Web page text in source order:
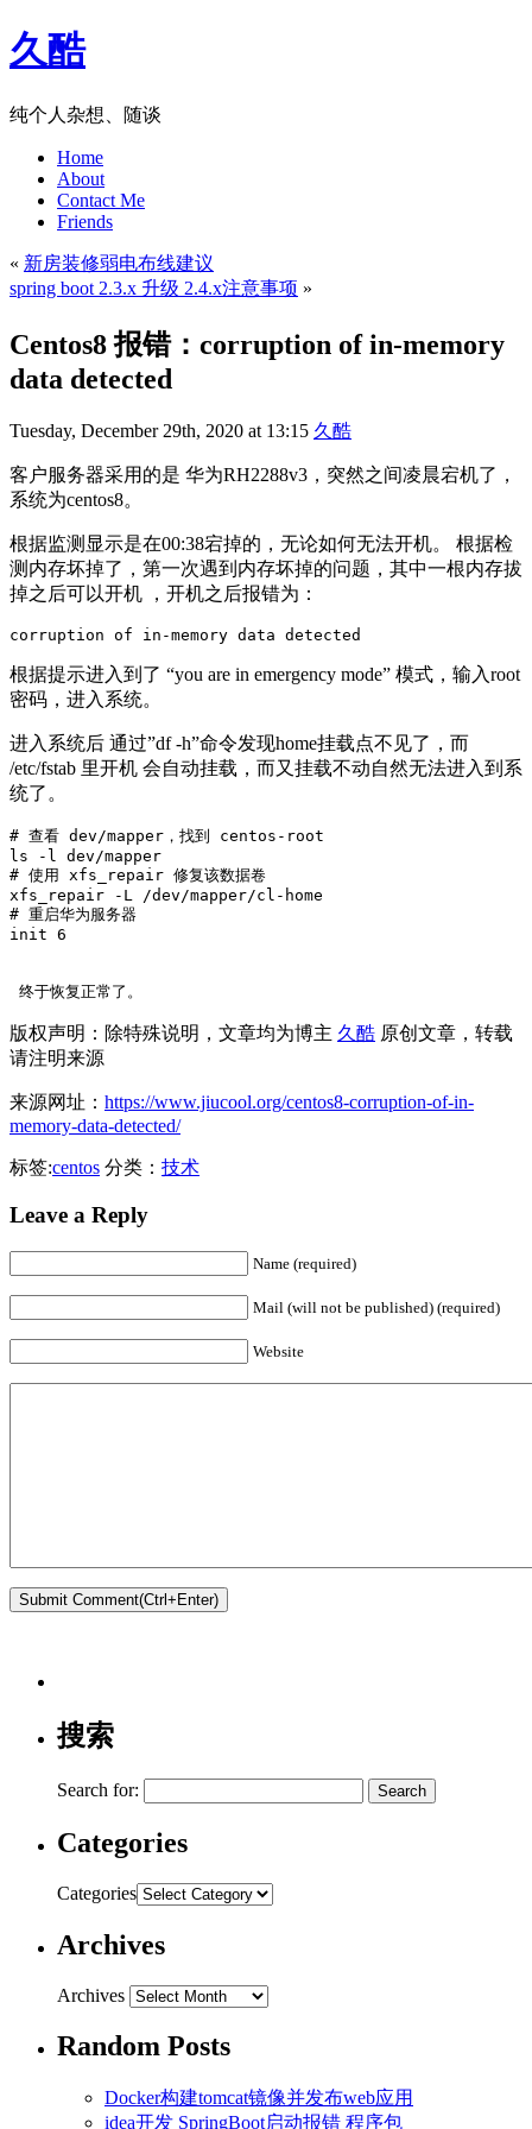
久酷
纯个人杂想、随谈
Home
About
Contact Me
Friends
« 新房装修弱电布线建议
spring boot 2.3.x 升级 2.4.x注意事项 »
Centos8 报错：corruption of in-memory
data detected
Tuesday, December 29th, 2020 at 13:15 久酷
客户服务器采用的是 华为RH2288v3，突然之间凌晨宕机了，
系统为centos8。
根据监测显示是在00:38宕掉的，无论如何无法开机。 根据检
测内存坏掉了，第一次遇到内存坏掉的问题，其中一根内存拔
掉之后可以开机 ，开机之后报错为：
根据提示进入到了 “you are in emergency mode” 模式，输入root
密码，进入系统。
进入系统后 通过”df -h”命令发现home挂载点不见了，而
/etc/fstab 里开机 会自动挂载，而又挂载不动自然无法进入到系
统了。
# 查看 dev/mapper，找到 centos-root
ls -l dev/mapper
# 使用 xfs_repair 修复该数据卷
xfs_repair -L /dev/mapper/cl-home
# 重启华为服务器
终于恢复正常了。
版权声明：除特殊说明，文章均为博主 久酷 原创文章，转载
请注明来源
来源网址： https://www.jiucool.org/centos8-corruption-of-in-
memory-data-detected/
标签:centos 分类： 技术
Leave a Reply
Name (required)
Mail (will not be published) (required)
Website
搜索
Search for:
Categories
Categories
Archives
Archives
Random Posts
Docker构建tomcat镜像并发布web应用
idea开发 SpringBoot启动报错 程序包